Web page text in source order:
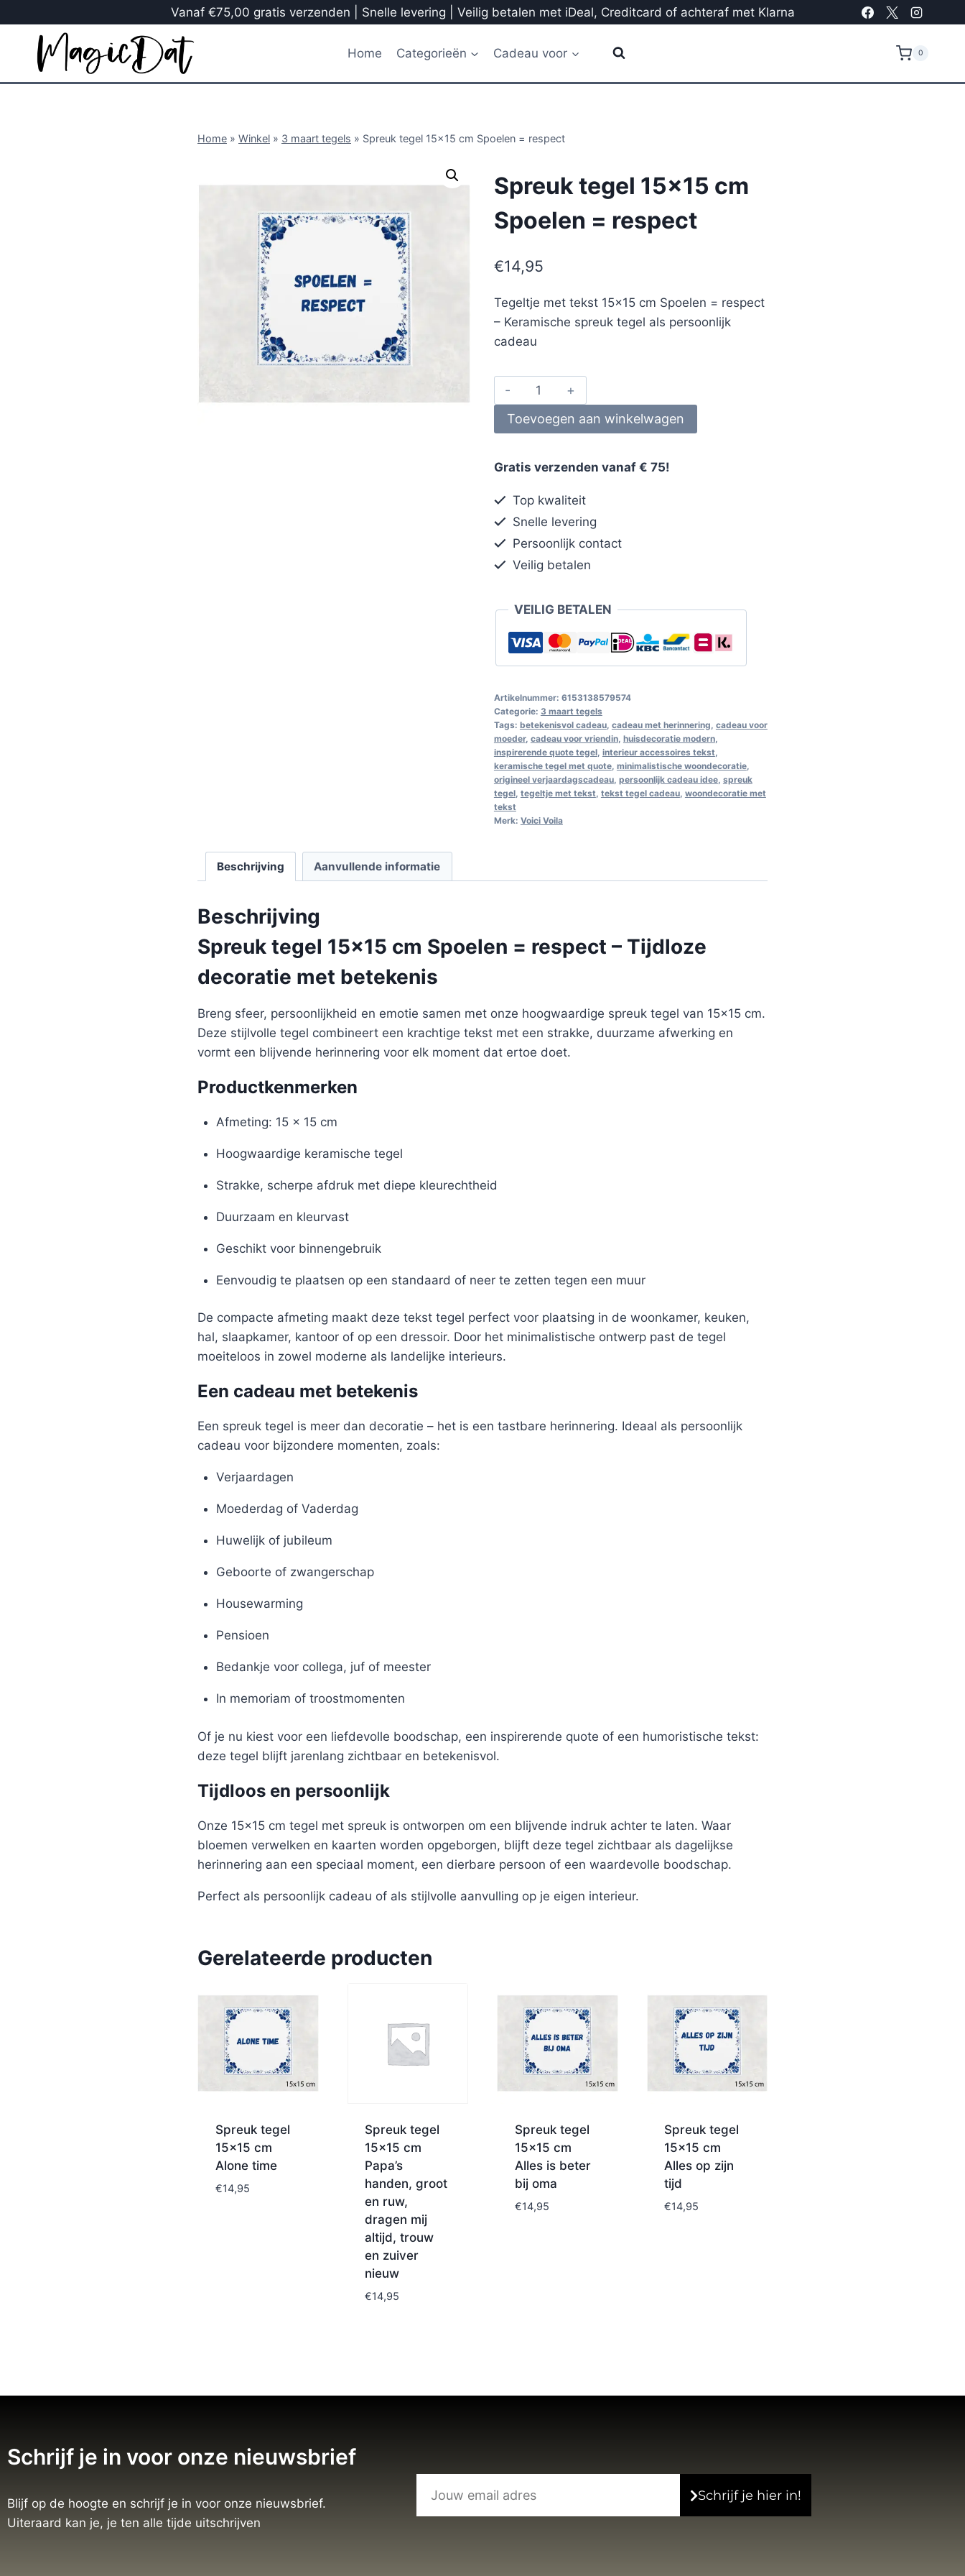
Vanaf €75,00 gratis verzenden | Snelle levering | Veilig betalen met iDeal, Creditcard of achteraf met Klarna
Home Categorieën Cadeau voor 0
Home » Winkel » 3 maart tegels » Spreuk tegel 15×15 cm Spoelen = respect
Spreuk tegel 15×15 cm
Spoelen = respect
€14,95
Tegeltje met tekst 15×15 cm Spoelen = respect
– Keramische spreuk tegel als persoonlijk
cadeau
Toevoegen aan winkelwagen
Gratis verzenden vanaf € 75!
Top kwaliteit
Snelle levering
Persoonlijk contact
Veilig betalen
VEILIG BETALEN
Artikelnummer: 6153138579574
Categorie: 3 maart tegels
Tags: betekenisvol cadeau, cadeau met herinnering cadeau voor
moeder, cadeau voor vriendin, huisdecoratie modern,
inspirerende quote tegel, interieur accessoires tekst
keramische tegel met quote, minimalistische woondecoratie,
origineel verjaardagscadeau, persoonlijk cadeau idee, spreuk
tegel, tegeltje met tekst tekst tegel cadeau, woondecoratie met
tekst
Merk: Voici Voila
Beschrijving Aanvullende informatie
Beschrijving
Spreuk tegel 15×15 cm Spoelen = respect – Tijdloze
decoratie met betekenis
Breng sfeer, persoonlijkheid en emotie samen met onze hoogwaardige spreuk tegel van 15×15 cm.
Deze stijlvolle tegel combineert een krachtige tekst met een strakke, duurzame afwerking en
vormt een blijvende herinnering voor elk moment dat ertoe doet.
Productkenmerken
Afmeting: 15 x 15 cm
Hoogwaardige keramische tegel
Strakke, scherpe afdruk met diepe kleurechtheid
Duurzaam en kleurvast
Geschikt voor binnengebruik
Eenvoudig te plaatsen op een standaard of neer te zetten tegen een muur
De compacte afmeting maakt deze tekst tegel perfect voor plaatsing in de woonkamer, keuken,
hal, slaapkamer, kantoor of op een dressoir. Door het minimalistische ontwerp past de tegel
moeiteloos in zowel moderne als landelijke interieurs.
Een cadeau met betekenis
Een spreuk tegel is meer dan decoratie – het is een tastbare herinnering. Ideaal als persoonlijk
cadeau voor bijzondere momenten, zoals:
Verjaardagen
Moederdag of Vaderdag
Huwelijk of jubileum
Geboorte of zwangerschap
Housewarming
Pensioen
Bedankje voor collega, juf of meester
In memoriam of troostmomenten
Of je nu kiest voor een liefdevolle boodschap, een inspirerende quote of een humoristische tekst:
deze tegel blijft jarenlang zichtbaar en betekenisvol.
Tijdloos en persoonlijk
Onze 15×15 cm tegel met spreuk is ontworpen om een blijvende indruk achter te laten. Waar
bloemen verwelken en kaarten worden opgeborgen, blijft deze tegel zichtbaar als dagelijkse
herinnering aan een speciaal moment, een dierbare persoon of een waardevolle boodschap.
Perfect als persoonlijk cadeau of als stijlvolle aanvulling op je eigen interieur.
Gerelateerde producten
Spreuk tegel
15×15 cm
Alone time
€14,95
Spreuk tegel
15×15 cm
Papa’s
handen, groot
en ruw,
dragen mij
altijd, trouw
en zuiver
nieuw
€14,95
Spreuk tegel
15×15 cm
Alles is beter
bij oma
€14,95
Spreuk tegel
15×15 cm
Alles op zijn
tijd
€14,95
Schrijf je in voor onze nieuwsbrief
Blijf op de hoogte en schrijf je in voor onze nieuwsbrief.
Uiteraard kan je, je ten alle tijde uitschrijven
Schrijf je hier in!